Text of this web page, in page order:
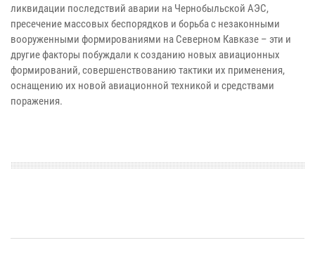
ликвидации последствий аварии на Чернобыльской АЭС,
пресечение массовых беспорядков и борьба с незаконными
вооруженными формированиями на Северном Кавказе – эти и
другие факторы побуждали к созданию новых авиационных
формирований, совершенствованию тактики их применения,
оснащению их новой авиационной техникой и средствами
поражения.